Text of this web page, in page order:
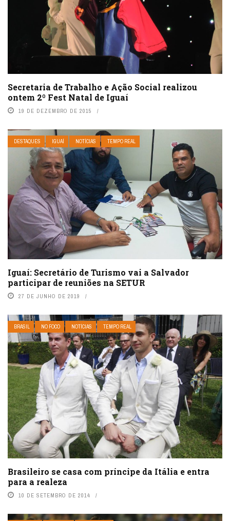
Secretaria de Trabalho e Ação Social realizou
ontem 2º Fest Natal de Iguaí
19 DE DEZEMBRO DE 2015
DESTAQUES IGUAÍ NOTÍCIAS TEMPO REAL
Iguaí: Secretário de Turismo vai a Salvador
participar de reuniões na SETUR
27 DE JUNHO DE 2019
BRASIL NO FOCO NOTÍCIAS TEMPO REAL
Brasileiro se casa com príncipe da Itália e entra
para a realeza
10 DE SETEMBRO DE 2014